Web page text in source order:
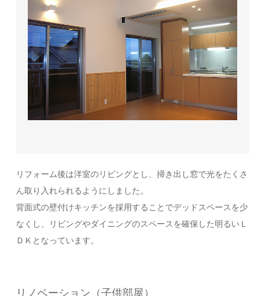
リフォーム後は洋室のリビングとし、掃き出し窓で光をたくさ
ん取り入れられるようにしました。
背面式の壁付けキッチンを採用することでデッドスペースを少
なくし、リビングやダイニングのスペースを確保した明るいＬ
ＤＫとなっています。
リノベーション（子供部屋）